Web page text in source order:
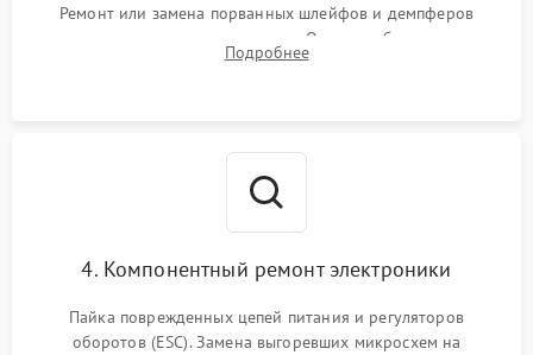
Ремонт или замена порванных шлейфов и демпферов
трехосевого подвеса камеры. Очистка объектива,
восстановление механизма фокусировки. Установка новых
Подробнее
4. Компонентный ремонт электроники
Пайка поврежденных цепей питания и регуляторов
оборотов (ESC). Замена выгоревших микросхем на